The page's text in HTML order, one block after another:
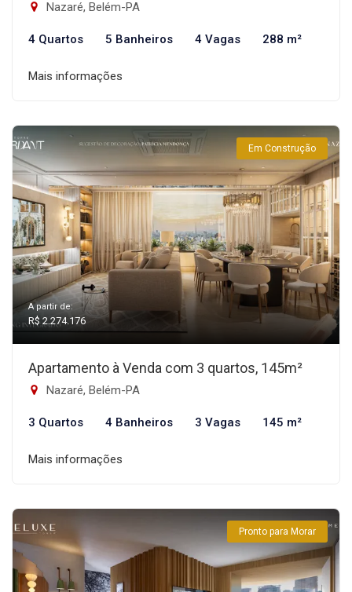
Nazaré, Belém-PA
4 Quartos 5 Banheiros 4 Vagas 288 m²
Mais informações
Em Construção
A partir de:
R$ 2.274.176
Apartamento à Venda com 3 quartos, 145m²
Nazaré, Belém-PA
3 Quartos 4 Banheiros 3 Vagas 145 m²
Mais informações
Pronto para Morar